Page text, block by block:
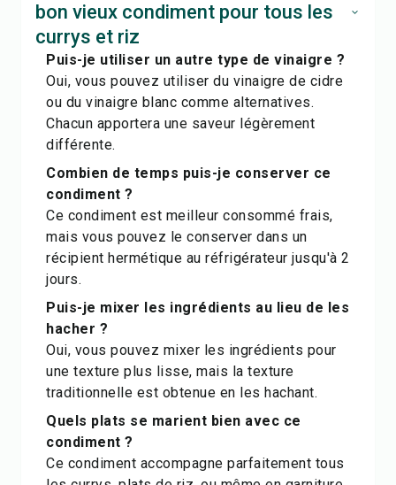
bon vieux condiment pour tous les
currys et riz
Puis-je utiliser un autre type de vinaigre ?
Oui, vous pouvez utiliser du vinaigre de cidre
ou du vinaigre blanc comme alternatives.
Chacun apportera une saveur légèrement
différente.
Combien de temps puis-je conserver ce
condiment ?
Ce condiment est meilleur consommé frais,
mais vous pouvez le conserver dans un
récipient hermétique au réfrigérateur jusqu'à 2
jours.
Puis-je mixer les ingrédients au lieu de les
hacher ?
Oui, vous pouvez mixer les ingrédients pour
une texture plus lisse, mais la texture
traditionnelle est obtenue en les hachant.
Quels plats se marient bien avec ce
condiment ?
Ce condiment accompagne parfaitement tous